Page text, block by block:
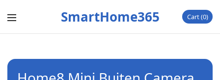
SmartHome365 Cart 0